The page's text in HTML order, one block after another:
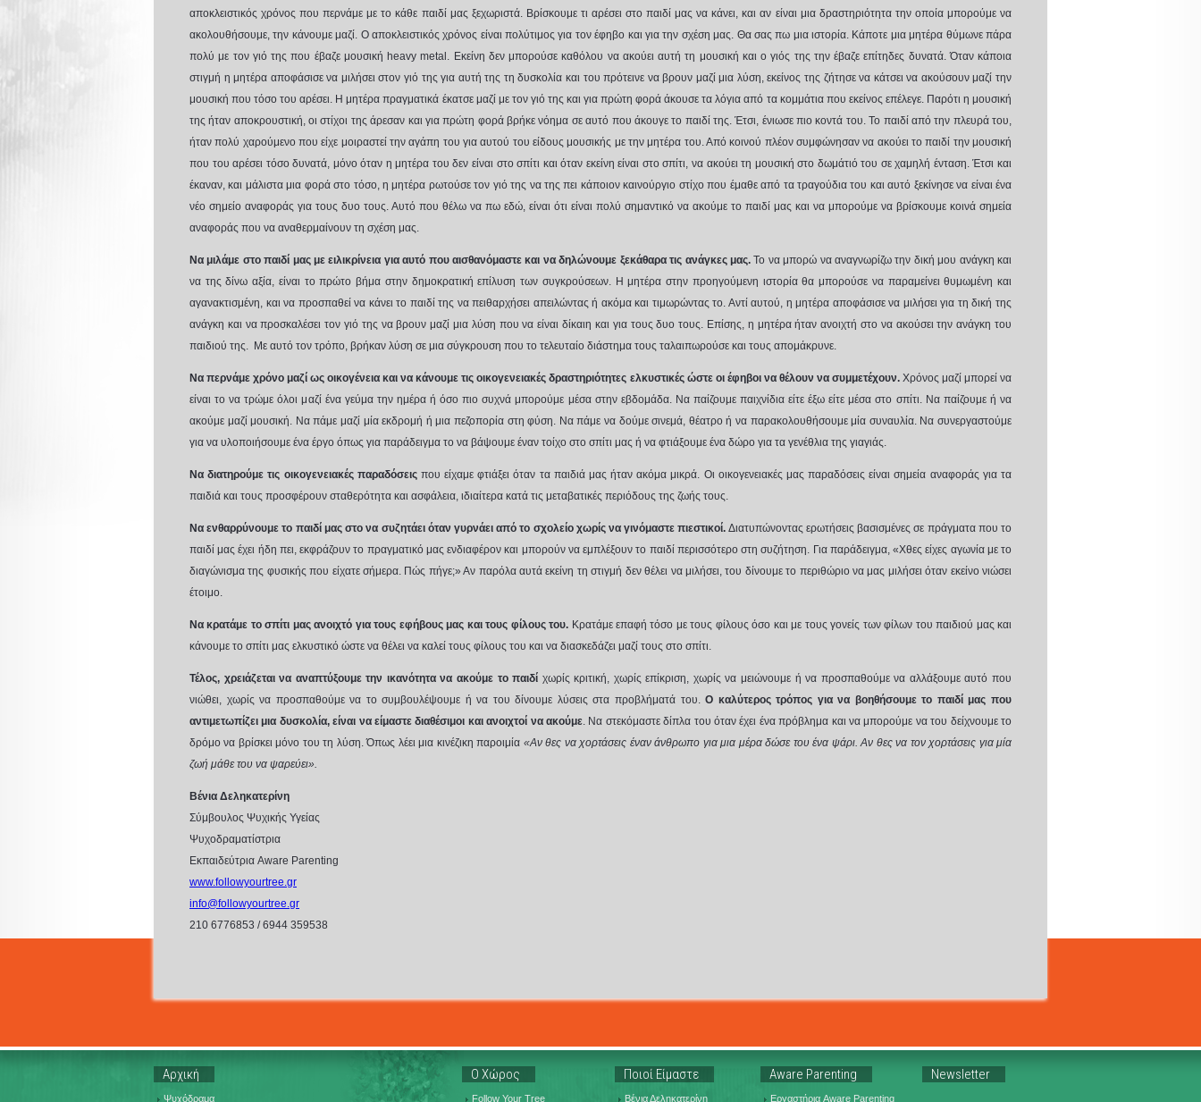
αποκλειστικός χρόνος που περνάμε με το κάθε παιδί μας ξεχωριστά. Βρίσκουμε τι αρέσει στο παιδί μας να κάνει, και αν είναι μια δραστηριότητα την οποία μπορούμε να
ακολουθήσουμε, την κάνουμε μαζί. Ο αποκλειστικός χρόνος είναι πολύτιμος για τον έφηβο και για την σχέση μας. Θα σας πω μια ιστορία. Κάποτε μια μητέρα θύμωνε πάρα
πολύ με τον γιό της που έβαζε μουσική heavy metal . Εκείνη δεν μπορούσε καθόλου να ακούει αυτή τη μουσική και ο γιός της την έβαζε επίτηδες δυνατά. Όταν κάποια
στιγμή η μητέρα αποφάσισε να μιλήσει στον γιό της για αυτή της τη δυσκολία και του πρότεινε να βρουν μαζί μια λύση, εκείνος της ζήτησε να κάτσει να ακούσουν μαζί την
μουσική που τόσο του αρέσει. Η μητέρα πραγματικά έκατσε μαζί με τον γιό της και για πρώτη φορά άκουσε τα λόγια από τα κομμάτια που εκείνος επέλεγε. Παρότι η μουσική
της ήταν αποκρουστική, οι στίχοι της άρεσαν και για πρώτη φορά βρήκε νόημα σε αυτό που άκουγε το παιδί της. Έτσι, ένιωσε πιο κοντά του. Το παιδί από την πλευρά του,
ήταν πολύ χαρούμενο που είχε μοιραστεί την αγάπη του για αυτού του είδους μουσικής με την μητέρα του. Από κοινού πλέον συμφώνησαν να ακούει το παιδί την μουσική
που του αρέσει τόσο δυνατά, μόνο όταν η μητέρα του δεν είναι στο σπίτι και όταν εκείνη είναι στο σπίτι, να ακούει τη μουσική στο δωμάτιό του σε χαμηλή ένταση. Έτσι και
έκαναν, και μάλιστα μια φορά στο τόσο, η μητέρα ρωτούσε τον γιό της να της πει κάποιον καινούργιο στίχο που έμαθε από τα τραγούδια του και αυτό ξεκίνησε να είναι ένα
νέο σημείο αναφοράς για τους δυο τους. Αυτό που θέλω να πω εδώ, είναι ότι είναι πολύ σημαντικό να ακούμε το παιδί μας και να μπορούμε να βρίσκουμε κοινά σημεία
αναφοράς που να αναθερμαίνουν τη σχέση μας.
Να μιλάμε στο παιδί μας με ειλικρίνεια για αυτό που αισθανόμαστε και να δηλώνουμε ξεκάθαρα τις ανάγκες μας.Το να μπορώ να αναγνωρίζω την δική μου ανάγκη και
να της δίνω αξία, είναι το πρώτο βήμα στην δημοκρατική επίλυση των συγκρούσεων. Η μητέρα στην προηγούμενη ιστορία θα μπορούσε να παραμείνει θυμωμένη και
αγανακτισμένη, και να προσπαθεί να κάνει το παιδί της να πειθαρχήσει απειλώντας ή ακόμα και τιμωρώντας το. Αντί αυτού, η μητέρα αποφάσισε να μιλήσει για τη δική της
ανάγκη και να προσκαλέσει τον γιό της να βρουν μαζί μια λύση που να είναι δίκαιη και για τους δυο τους. Επίσης, η μητέρα ήταν ανοιχτή στο να ακούσει την ανάγκη του
παιδιού της. Με αυτό τον τρόπο, βρήκαν λύση σε μια σύγκρουση που το τελευταίο διάστημα τους ταλαιπωρούσε και τους απομάκρυνε.
Να περνάμε χρόνο μαζί ως οικογένεια και να κάνουμε τις οικογενειακές δραστηριότητες ελκυστικές ώστε οι έφηβοι να θέλουν να συμμετέχουν. Χρόνος μαζί μπορεί να
είναι το να τρώμε όλοι μαζί ένα γεύμα την ημέρα ή όσο πιο συχνά μπορούμε μέσα στην εβδομάδα. Να παίζουμε παιχνίδια είτε έξω είτε μέσα στο σπίτι. Να παίζουμε ή να
ακούμε μαζί μουσική. Να πάμε μαζί μία εκδρομή ή μια πεζοπορία στη φύση. Να πάμε να δούμε σινεμά, θέατρο ή να παρακολουθήσουμε μία συναυλία. Να συνεργαστούμε
για να υλοποιήσουμε ένα έργο όπως για παράδειγμα το να βάψουμε έναν τοίχο στο σπίτι μας ή να φτιάξουμε ένα δώρο για τα γενέθλια της γιαγιάς.
Να διατηρούμε τις οικογενειακές παραδόσεις που είχαμε φτιάξει όταν τα παιδιά μας ήταν ακόμα μικρά. Οι οικογενειακές μας παραδόσεις είναι σημεία αναφοράς για τα
παιδιά και τους προσφέρουν σταθερότητα και ασφάλεια, ιδιαίτερα κατά τις μεταβατικές περιόδους της ζωής τους.
Να ενθαρρύνουμε το παιδί μας στο να συζητάει όταν γυρνάει από το σχολείο χωρίς να γινόμαστε πιεστικοί. Διατυπώνοντας ερωτήσεις βασισμένες σε πράγματα που το
παιδί μας έχει ήδη πει, εκφράζουν το πραγματικό μας ενδιαφέρον και μπορούν να εμπλέξουν το παιδί περισσότερο στη συζήτηση. Για παράδειγμα, «Χθες είχες αγωνία με το
διαγώνισμα της φυσικής που είχατε σήμερα. Πώς πήγε;» Αν παρόλα αυτά εκείνη τη στιγμή δεν θέλει να μιλήσει, του δίνουμε το περιθώριο να μας μιλήσει όταν εκείνο νιώσει
έτοιμο.
Να κρατάμε το σπίτι μας ανοιχτό για τους εφήβους μας και τους φίλους του. Κρατάμε επαφή τόσο με τους φίλους όσο και με τους γονείς των φίλων του παιδιού μας και
κάνουμε το σπίτι μας ελκυστικό ώστε να θέλει να καλεί τους φίλους του και να διασκεδάζει μαζί τους στο σπίτι.
Τέλος, χρειάζεται να αναπτύξουμε την ικανότητα να ακούμε το παιδί χωρίς κριτική, χωρίς επίκριση, χωρίς να μειώνουμε ή να προσπαθούμε να αλλάξουμε αυτό που
νιώθει, χωρίς να προσπαθούμε να το συμβουλέψουμε ή να του δίνουμε λύσεις στα προβλήματά του.Ο καλύτερος τρόπος για να βοηθήσουμε το παιδί μας που
αντιμετωπίζει μια δυσκολία, είναι να είμαστε διαθέσιμοι και ανοιχτοί να ακούμε. Να στεκόμαστε δίπλα του όταν έχει ένα πρόβλημα και να μπορούμε να του δείχνουμε το
δρόμο να βρίσκει μόνο του τη λύση. Όπως λέει μια κινέζικη παροιμία «Αν θες να χορτάσεις έναν άνθρωπο για μια μέρα δώσε του ένα ψάρι. Αν θες να τον χορτάσεις για μία
ζωή μάθε του να ψαρεύει».
Βένια Δεληκατερίνη
Σύμβουλος Ψυχικής Υγείας
Ψυχοδραματίστρια
Εκπαιδεύτρια Aware Parenting
www.followyourtree.gr
info@followyourtree.gr
210 6776853 / 6944 359538
Αρχική
Ψυχόδραμα
Ο Χώρος
Follow Your Tree
Ποιοί Είμαστε
Βένια Δεληκατερίνη
Aware Parenting
Εργαστήρια Aware Parenting
Newsletter